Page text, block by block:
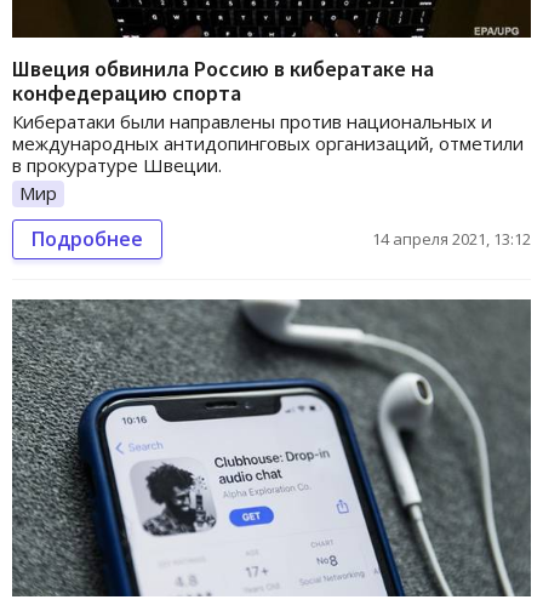
Швеция обвинила Россию в кибератаке на
конфедерацию спорта
Кибератаки были направлены против национальных и
международных антидопинговых организаций, отметили
в прокуратуре Швеции.
Мир
Подробнее 14 апреля 2021, 13:12